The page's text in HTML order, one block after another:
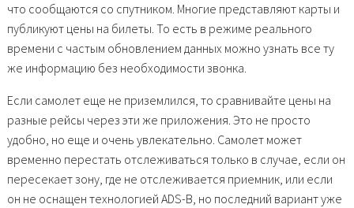
что сообщаются со спутником. Многие представляют карты и
публикуют цены на билеты. То есть в режиме реального
времени с частым обновлением данных можно узнать все ту
же информацию без необходимости звонка.
Если самолет еще не приземлился, то сравнивайте цены на
разные рейсы через эти же приложения. Это не просто
удобно, но еще и очень увлекательно. Самолет может
временно перестать отслеживаться только в случае, если он
пересекает зону, где не отслеживается приемник, или если
он не оснащен технологией ADS-B, но последний вариант уже